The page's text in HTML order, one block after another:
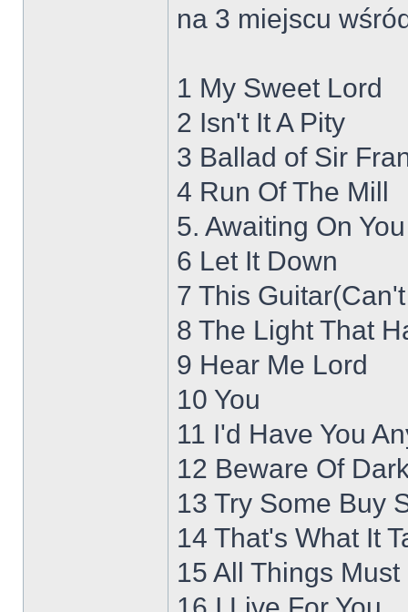
na 3 miejscu
1 My Sweet Lord
2 Isn't It A Pity
3 Ballad of Sir
4 Run Of The Mill
5. Awaiting On
6 Let It Down
7 This
8 The Light That
9 Hear Me Lord
10 You
11 I'd Have You
12 Beware Of
13 Try Some Buy
14 That's What It
15 All Things Must